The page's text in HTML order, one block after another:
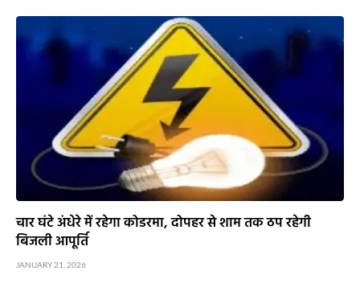
चार घंटे अंधेरे में रहेगा कोडरमा, दोपहर से शाम तक ठप रहेगी
बिजली आपूर्ति
JANUARY 21, 2026